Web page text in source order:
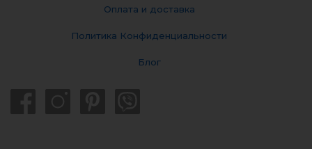
Оплата и доставка
Политика Конфиденциальности
Блог